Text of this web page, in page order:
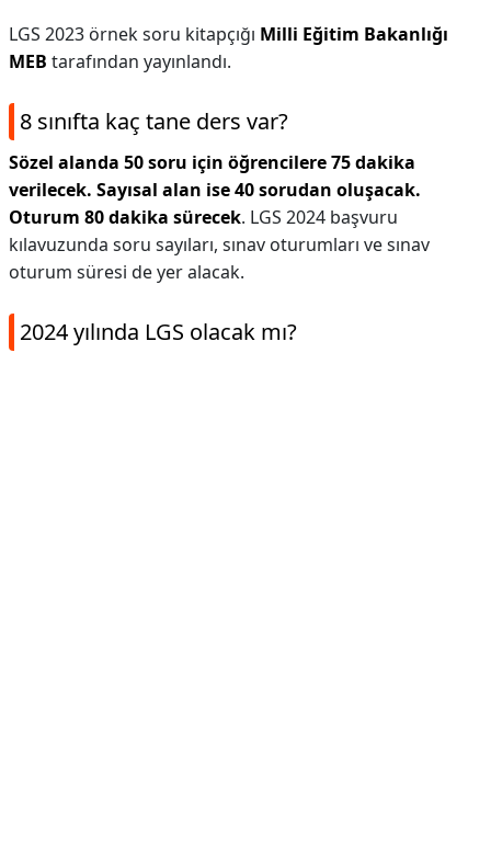
LGS 2023 örnek soru kitapçığı Milli Eğitim Bakanlığı
MEB tarafından yayınlandı.
8 sınıfta kaç tane ders var?
Sözel alanda 50 soru için öğrencilere 75 dakika
verilecek. Sayısal alan ise 40 sorudan oluşacak.
Oturum 80 dakika sürecek. LGS 2024 başvuru
kılavuzunda soru sayıları, sınav oturumları ve sınav
oturum süresi de yer alacak.
2024 yılında LGS olacak mı?